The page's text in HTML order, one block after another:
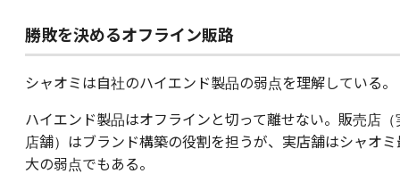
勝敗を決めるオフライン販路
シャオミは自社のハイエンド製品の弱点を理解している。
ハイエンド製品はオフラインと切って離せない。販売店（
店舗）はブランド構築の役割を担うが、実店舗はシャオミ
大の弱点でもある。